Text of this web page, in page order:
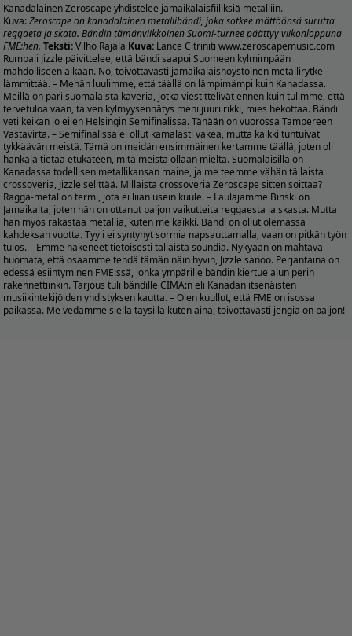
Kanadalainen Zeroscape yhdistelee jamaikalaisfiiliksiä metalliin.
Kuva:Zeroscape on kanadalainen metallibändi, joka sotkee mättöönsä surutta
reggaeta ja skata. Bändin tämänviikkoinen Suomi-turnee päättyy viikonloppuna
FME:hen. Teksti:Vilho Rajala Kuva: Lance Citriniti www.zeroscapemusic.com
Rumpali Jizzle päivittelee, että bändi saapui Suomeen kylmimpään
mahdolliseen aikaan. No, toivottavasti jamaikalaishöystöinen metallirytke
lämmittää. – Mehän luulimme, että täällä on lämpimämpi kuin Kanadassa.
Meillä on pari suomalaista kaveria, jotka viestittelivät ennen kuin tulimme, että
tervetuloa vaan, talven kylmyysennätys meni juuri rikki, mies hekottaa. Bändi
veti keikan jo eilen Helsingin Semifinalissa. Tänään on vuorossa Tampereen
Vastavirta. – Semifinalissa ei ollut kamalasti väkeä, mutta kaikki tuntuivat
tykkäävän meistä. Tämä on meidän ensimmäinen kertamme täällä, joten oli
hankala tietää etukäteen, mitä meistä ollaan mieltä. Suomalaisilla on
Kanadassa todellisen metallikansan maine, ja me teemme vähän tällaista
crossoveria, Jizzle selittää. Millaista crossoveria Zeroscape sitten soittaa?
Ragga-metal on termi, jota ei liian usein kuule. – Laulajamme Binski on
Jamaikalta, joten hän on ottanut paljon vaikutteita reggaesta ja skasta. Mutta
hän myös rakastaa metallia, kuten me kaikki. Bändi on ollut olemassa
kahdeksan vuotta. Tyyli ei syntynyt sormia napsauttamalla, vaan on pitkän työn
tulos. – Emme hakeneet tietoisesti tällaista soundia. Nykyään on mahtava
huomata, että osaamme tehdä tämän näin hyvin, Jizzle sanoo. Perjantaina on
edessä esiintyminen FME:ssä, jonka ympärille bändin kiertue alun perin
rakennettiinkin. Tarjous tuli bändille CIMA:n eli Kanadan itsenäisten
musiikintekijöiden yhdistyksen kautta. – Olen kuullut, että FME on isossa
paikassa. Me vedämme siellä täysillä kuten aina, toivottavasti jengiä on paljon!